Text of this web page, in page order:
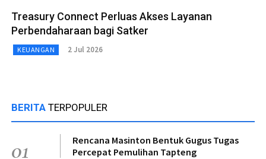
Treasury Connect Perluas Akses Layanan
Perbendaharaan bagi Satker
KEUANGAN 2 Jul 2026
BERITA TERPOPULER
01
Rencana Masinton Bentuk Gugus Tugas
Percepat Pemulihan Tapteng